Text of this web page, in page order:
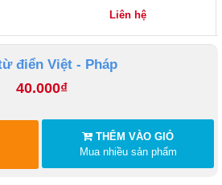
Liên hệ
điển Việt - Pháp
40.000₫
THÊM VÀO GIỎ
Mua nhiều sản phẩm